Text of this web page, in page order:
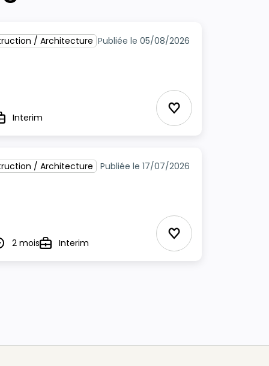
/ Architecture Publiée le 05/08/2026
Interim Ajouter aux
/ Architecture Publiée le 17/07/2026
2 moisTypeInterim Ajouter aux